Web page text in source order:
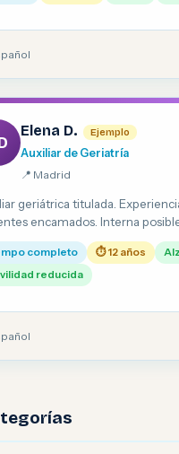
Elena D. Ejemplo
Auxiliar de Geriatría
📍 Madrid
geriátrica titulada.
encamados. Interna
completo ⏱ 12 años
reducida